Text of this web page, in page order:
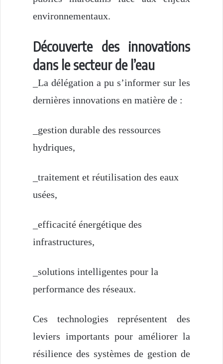
environnementaux.
Découverte des innovations
dans le secteur de l’eau
_La délégation a pu s’informer sur les
dernières innovations en matière de :
_gestion durable des ressources
hydriques,
_traitement et réutilisation des eaux
usées,
_efficacité énergétique des
infrastructures,
_solutions intelligentes pour la
performance des réseaux.
Ces technologies représentent des
leviers importants pour améliorer la
résilience des systèmes de gestion de